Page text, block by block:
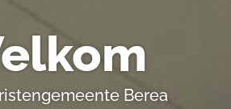
Berea